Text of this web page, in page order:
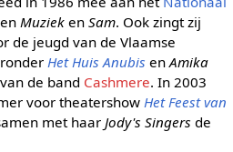
Muzieken Sam. Ook zingt zij
de jeugd van de Vlaamse
Het Huis Anubis en Amika
de band Cashmere. In 2003
voor theatershow Het Feest van
met haar Jody's Singers de